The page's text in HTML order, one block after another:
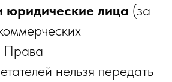
юридические лица (за
Права
нельзя передать